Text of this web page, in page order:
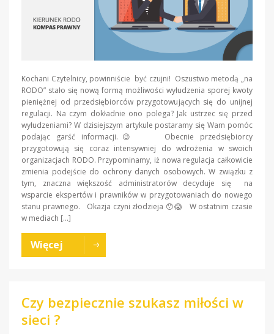
Kochani Czytelnicy, powinniście być czujni! Oszustwo metodą „na
RODO” stało się nową formą możliwości wyłudzenia sporej kwoty
pieniężnej od przedsiębiorców przygotowujących się do unijnej
regulacji. Na czym dokładnie ono polega? Jak ustrzec się przed
wyłudzeniami? W dzisiejszym artykule postaramy się Wam pomóc
podając garść informacji.😉 Obecnie przedsiębiorcy
przygotowują się coraz intensywniej do wdrożenia w swoich
organizacjach RODO. Przypominamy, iż nowa regulacja całkowicie
zmienia podejście do ochrony danych osobowych. W związku z
tym, znaczna większość administratorów decyduje się na
wsparcie ekspertów i prawników w przygotowaniach do nowego
stanu prawnego. Okazja czyni złodzieja 😯😱 W ostatnim czasie
w mediach […]
Więcej
Czy bezpiecznie szukasz miłości w
sieci ?